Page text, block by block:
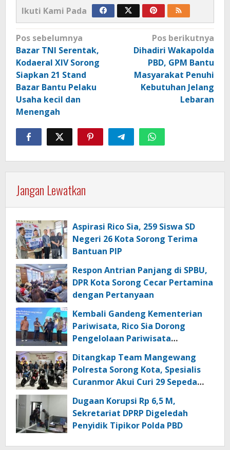
Ikuti Kami Pada
Navigasi
pos
Pos sebelumnya
Bazar TNI Serentak,
Kodaeral XIV Sorong
Siapkan 21 Stand
Bazar Bantu Pelaku
Usaha kecil dan
Menengah
Pos berikutnya
Dihadiri Wakapolda
PBD, GPM Bantu
Masyarakat Penuhi
Kebutuhan Jelang
Lebaran
Jangan Lewatkan
Aspirasi Rico Sia, 259 Siswa SD
Negeri 26 Kota Sorong Terima
Bantuan PIP
Respon Antrian Panjang di SPBU,
DPR Kota Sorong Cecar Pertamina
dengan Pertanyaan
Kembali Gandeng Kementerian
Pariwisata, Rico Sia Dorong
Pengelolaan Pariwisata
Ditangkap Team Mangewang
Polresta Sorong Kota, Spesialis
Curanmor Akui Curi 29 Sepeda
Dugaan Korupsi Rp 6,5 M,
Sekretariat DPRP Digeledah
Penyidik Tipikor Polda PBD